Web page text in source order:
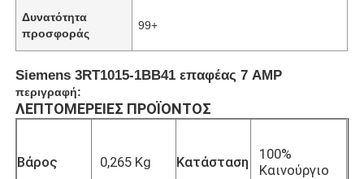
Δυνατότητα
προσφοράς
99+
Siemens 3RT1015-1BB41 επαφέας 7 AMP
περιγραφή:
ΛΕΠΤΟΜΈΡΕΙΕΣ ΠΡΟΪΌΝΤΟΣ
Βάρος 0,265 Kg Κατάσταση
100%
Καινούργιο